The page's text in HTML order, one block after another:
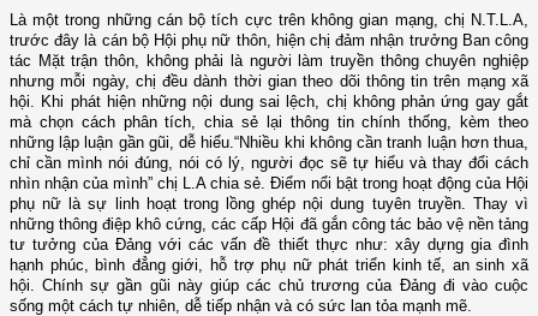
Là một trong những cán bộ tích cực trên không gian mạng, chị N.T.L.A,
trước đây là cán bộ Hội phụ nữ thôn, hiện chị đảm nhận trưởng Ban công
tác Mặt trận thôn, không phải là người làm truyền thông chuyên nghiệp
nhưng mỗi ngày, chị đều dành thời gian theo dõi thông tin trên mạng xã
hội. Khi phát hiện những nội dung sai lệch, chị không phản ứng gay gắt
mà chọn cách phân tích, chia sẻ lại thông tin chính thống, kèm theo
những lập luận gần gũi, dễ hiểu.“Nhiều khi không cần tranh luận hơn thua,
chỉ cần mình nói đúng, nói có lý, người đọc sẽ tự hiểu và thay đổi cách
nhìn nhận của mình” chị L.A chia sẻ. Điểm nổi bật trong hoạt động của Hội
phụ nữ là sự linh hoạt trong lồng ghép nội dung tuyên truyền. Thay vì
những thông điệp khô cứng, các cấp Hội đã gắn công tác bảo vệ nền tảng
tư tưởng của Đảng với các vấn đề thiết thực như: xây dựng gia đình
hạnh phúc, bình đẳng giới, hỗ trợ phụ nữ phát triển kinh tế, an sinh xã
hội. Chính sự gần gũi này giúp các chủ trương của Đảng đi vào cuộc
sống một cách tự nhiên, dễ tiếp nhận và có sức lan tỏa mạnh mẽ.